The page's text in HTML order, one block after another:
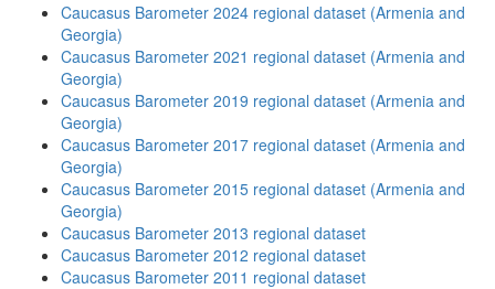
Caucasus Barometer 2024 regional dataset (Armenia and
Georgia)
Caucasus Barometer 2021 regional dataset (Armenia and
Georgia)
Caucasus Barometer 2019 regional dataset (Armenia and
Georgia)
Caucasus Barometer 2017 regional dataset (Armenia and
Georgia)
Caucasus Barometer 2015 regional dataset (Armenia and
Georgia)
Caucasus Barometer 2013 regional dataset
Caucasus Barometer 2012 regional dataset
Caucasus Barometer 2011 regional dataset